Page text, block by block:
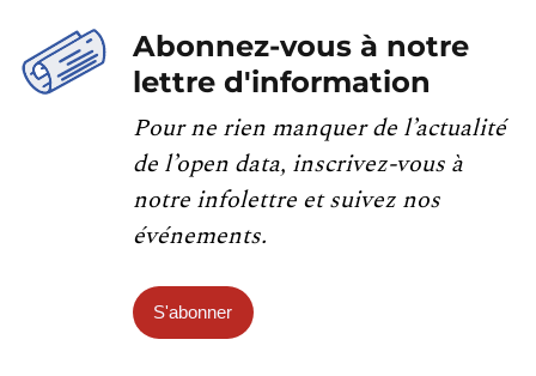
Abonnez-vous à notre
lettre d'information
Pour ne rien manquer de l’actualité
de l’open data, inscrivez-vous à
notre infolettre et suivez nos
événements.
S'abonner